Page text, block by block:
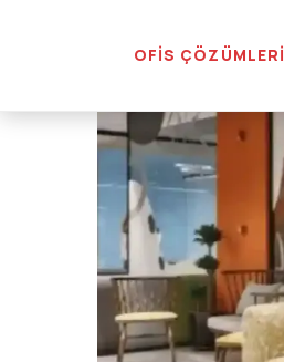
OFİS ÇÖZÜMLERİ